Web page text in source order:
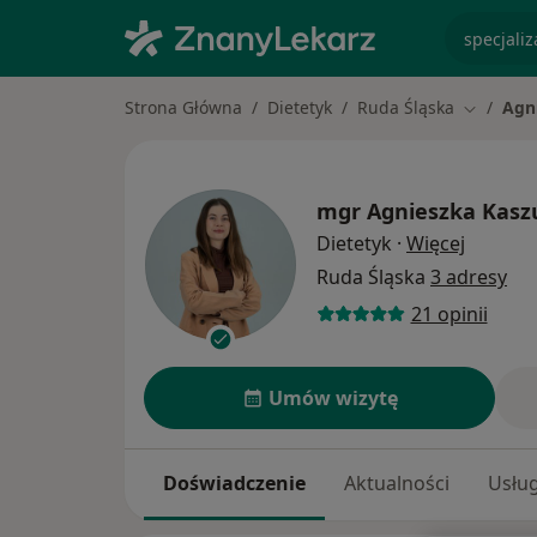
Strona Główna Dietetyk Ruda Śląska Zmień
mgr Agnieszka
Dietetyk · Więcej
Ruda Śląska 3 adresy
21 opinii
Umów wizytę
Doświadczenie Aktualności